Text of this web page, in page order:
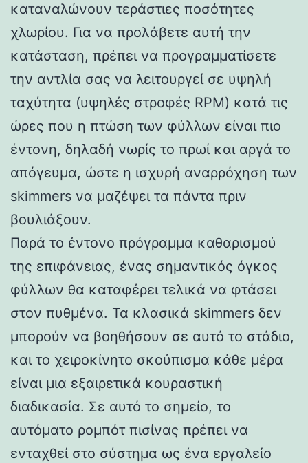
καταναλώνουν τεράστιες ποσότητες
χλωρίου. Για να προλάβετε αυτή την
κατάσταση, πρέπει να προγραμματίσετε
την αντλία σας να λειτουργεί σε υψηλή
ταχύτητα (υψηλές στροφές RPM) κατά τις
ώρες που η πτώση των φύλλων είναι πιο
έντονη, δηλαδή νωρίς το πρωί και αργά το
απόγευμα, ώστε η ισχυρή αναρρόχηση των
skimmers να μαζέψει τα πάντα πριν
βουλιάξουν.
Παρά το έντονο πρόγραμμα καθαρισμού
της επιφάνειας, ένας σημαντικός όγκος
φύλλων θα καταφέρει τελικά να φτάσει
στον πυθμένα. Τα κλασικά skimmers δεν
μπορούν να βοηθήσουν σε αυτό το στάδιο,
και το χειροκίνητο σκούπισμα κάθε μέρα
είναι μια εξαιρετικά κουραστική
διαδικασία. Σε αυτό το σημείο, το
αυτόματο ρομπότ πισίνας πρέπει να
ενταχθεί στο σύστημα ως ένα εργαλείο